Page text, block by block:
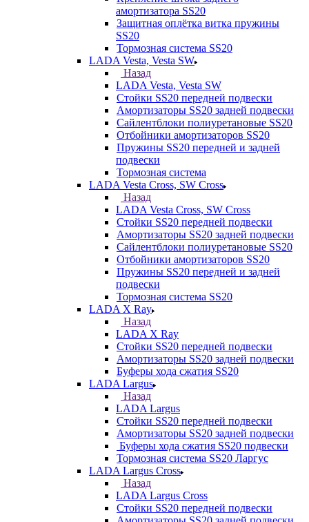
амортизатора SS20
Защитная оплётка витка пружины
SS20
Тормозная система SS20
LADA Vesta, Vesta SW
Назад
LADA Vesta, Vesta SW
Стойки SS20 передней подвески
Амортизаторы SS20 задней подвески
Сайлентблоки полиуретановые SS20
Отбойники амортизаторов SS20
Пружины SS20 передней и задней
подвески
Тормозная система
LADA Vesta Cross, SW Cross
Назад
LADA Vesta Cross, SW Cross
Стойки SS20 передней подвески
Амортизаторы SS20 задней подвески
Сайлентблоки полиуретановые SS20
Отбойники амортизаторов SS20
Пружины SS20 передней и задней
подвески
Тормозная система SS20
LADA X Ray
Назад
LADA X Ray
Стойки SS20 передней подвески
Амортизаторы SS20 задней подвески
Буферы хода сжатия SS20
LADA Largus
Назад
LADA Largus
Стойки SS20 передней подвески
Амортизаторы SS20 задней подвески
Буферы хода сжатия SS20 подвески
Тормозная система SS20 Ларгус
LADA Largus Cross
Назад
LADA Largus Cross
Стойки SS20 передней подвески